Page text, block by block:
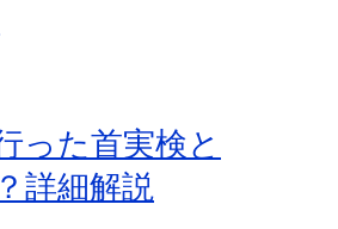
った首実検と
詳細解説